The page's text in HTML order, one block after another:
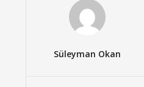
Süleyman Okan